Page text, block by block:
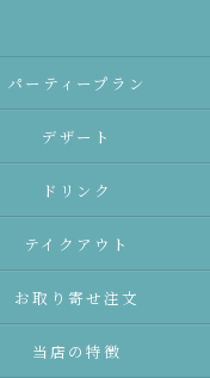
パーティープラン
デザート
ドリンク
テイクアウト
お取り寄せ注文
当店の特徴